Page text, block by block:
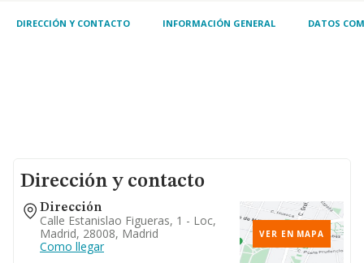
DIRECCIÓN Y CONTACTO INFORMACIÓN GENERAL DATOS
Dirección y contacto
Dirección
Calle Estanislao Figueras, 1 - Loc,
Madrid, 28008, Madrid
Como llegar
VER EN MAPA